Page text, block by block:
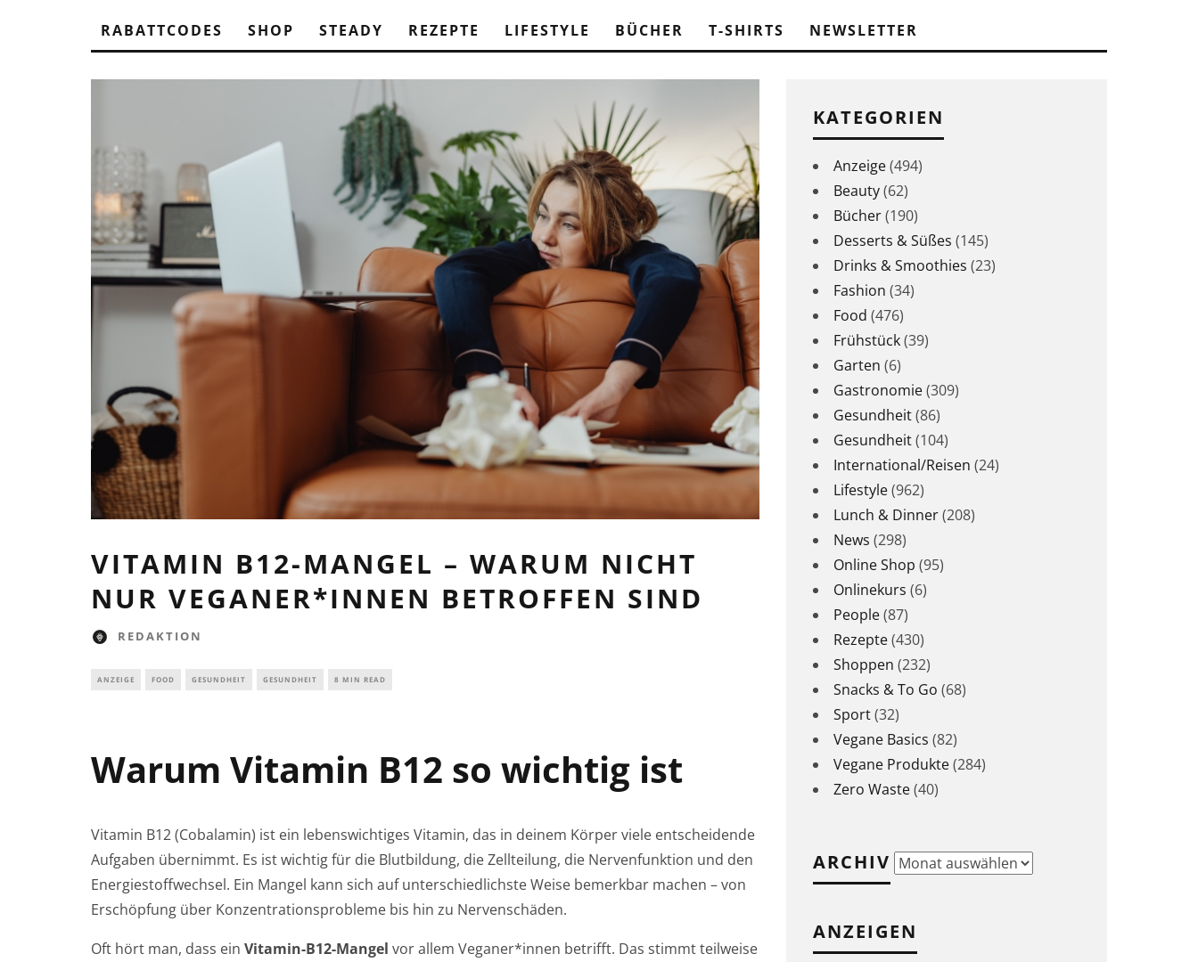
RABATTCODES SHOP STEADY REZEPTE LIFESTYLE BÜCHER T-SHIRTS NEWSLETTER
VITAMIN B12-MANGEL – WARUM NICHT
NUR VEGANER*INNEN BETROFFEN SIND
REDAKTION
ANZEIGE FOOD GESUNDHEIT GESUNDHEIT 8 MIN READ
Warum Vitamin B12 so wichtig ist
Vitamin B12 (Cobalamin) ist ein lebenswichtiges Vitamin, das in deinem Körper viele entscheidende
Aufgaben übernimmt. Es ist wichtig für die Blutbildung, die Zellteilung, die Nervenfunktion und den
Energiestoffwechsel. Ein Mangel kann sich auf unterschiedlichste Weise bemerkbar machen – von
Erschöpfung über Konzentrationsprobleme bis hin zu Nervenschäden.
Oft hört man, dass ein Vitamin-B12-Mangel vor allem Veganer*innen betrifft. Das stimmt teilweise
KATEGORIEN
Anzeige(494)
Beauty(62)
Bücher(190)
Desserts & Süßes (145)
Drinks & Smoothies (23)
Fashion (34)
Food (476)
Frühstück(39)
Garten (6)
Gastronomie(309)
Gesundheit(86)
Gesundheit(104)
International/Reisen (24)
Lifestyle(962)
Lunch & Dinner(208)
News (298)
Online Shop (95)
Onlinekurs (6)
People(87)
Rezepte(430)
Shoppen (232)
Snacks & To Go (68)
Sport(32)
Vegane Basics (82)
Vegane Produkte(284)
Zero Waste(40)
ARCHIV Archiv
ANZEIGEN